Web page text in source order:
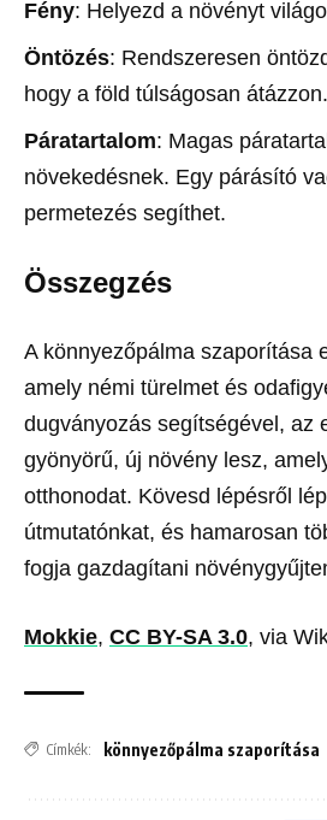
Fény: Helyezd a növényt
Öntözés: Rendszeresen
hogy a föld túlságosan átázzon.
Páratartalom: Magas
növekedésnek. Egy párásító
permetezés segíthet.
Összegzés
A könnyezőpálma szaporítása
amely némi türelmet és
dugványozás segítségével, az
gyönyörű, új növény lesz,
otthonodat. Kövesd lépésről
útmutatónkat, és hamarosan
fogja gazdagítani
Mokkie, CC BY-SA 3.0, via
Címkék: könnyezőpálma szaporítása